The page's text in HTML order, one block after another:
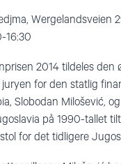
Wergelandsveien
16:30
2014 tildeles
for den statlig
Slobodan Milošević,
på 1990-tallet
for det tidligere